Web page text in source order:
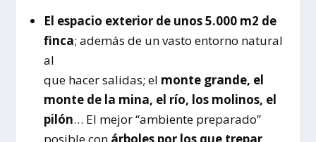
El espacio exterior de unos 5.000 m2 de
finca; además de un vasto entorno natural
al
que hacer salidas; el monte grande, el
monte de la mina, el río, los molinos, el
pilón… El mejor “ambiente preparado”
posible con árboles por los que trepar,